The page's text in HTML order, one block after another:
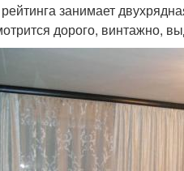
занимает
дорого, винтажно,